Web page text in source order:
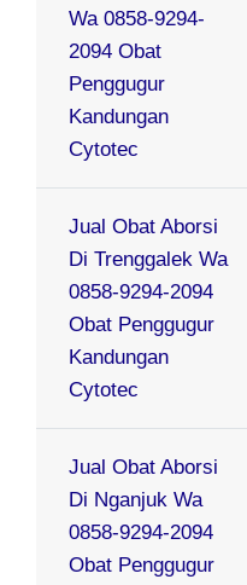
Wa 0858-9294-
2094 Obat
Penggugur
Kandungan
Cytotec
Jual Obat Aborsi
Di Trenggalek Wa
0858-9294-2094
Obat Penggugur
Kandungan
Cytotec
Jual Obat Aborsi
Di Nganjuk Wa
0858-9294-2094
Obat Penggugur